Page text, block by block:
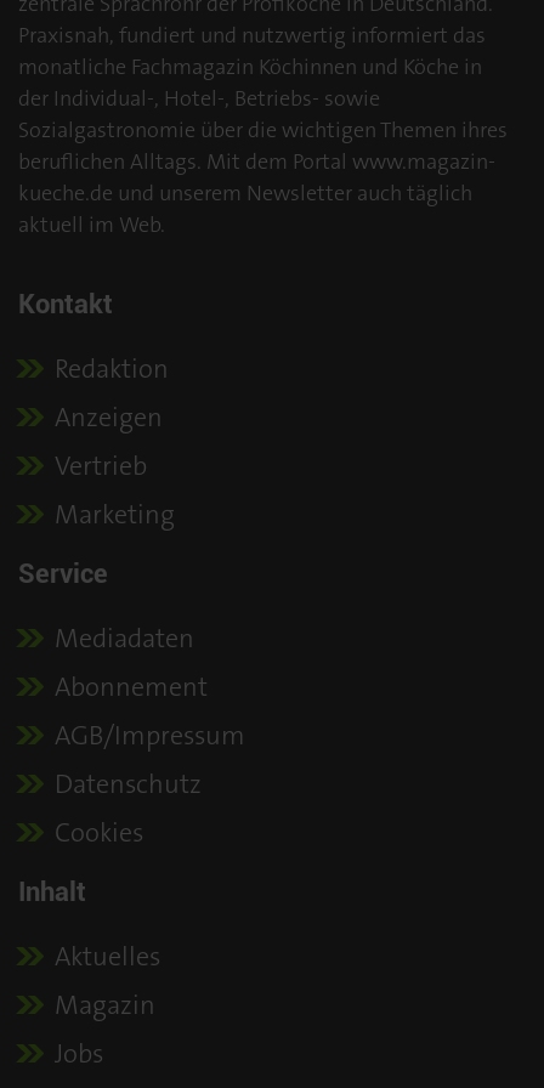
Praxisnah, fundiert und nutzwertig informiert das
monatliche Fachmagazin Köchinnen und Köche in
der Individual-, Hotel-, Betriebs- sowie
Sozialgastronomie über die wichtigen Themen ihres
beruflichen Alltags. Mit dem Portal www.magazin-
kueche.de und unserem Newsletter auch täglich
aktuell im Web.
Kontakt
Redaktion
Anzeigen
Vertrieb
Marketing
Service
Mediadaten
Abonnement
AGB/Impressum
Datenschutz
Cookies
Inhalt
Aktuelles
Magazin
Jobs